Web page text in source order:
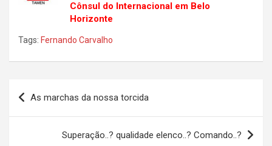
Cônsul do Internacional em Belo
Horizonte
Tags: Fernando Carvalho
Navegação
de
As marchas da nossa torcida
Superação..? qualidade elenco..? Comando..?